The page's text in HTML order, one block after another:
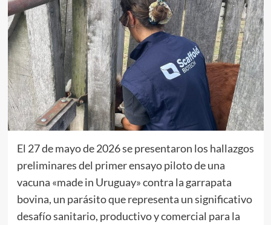
El 27 de mayo de 2026 se presentaron los hallazgos
preliminares del primer ensayo piloto de una
vacuna «made in Uruguay» contra la garrapata
bovina, un parásito que representa un significativo
desafío sanitario, productivo y comercial para la